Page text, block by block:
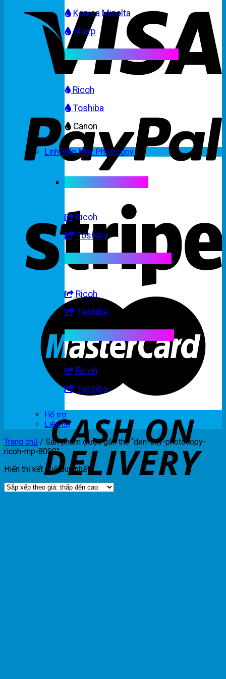
Konica Minolta
Sharp
Ricoh
Toshiba
Canon
Linh Kiện Máy Photocopy
Ricoh
Toshiba
Ricoh
Toshiba
Ricoh
Toshiba
Hổ trợ
Liên hệ
Trang chủ / Sản phẩm được gắn thẻ “den-say-photocopy-
ricoh-mp-8000”
Hiển thị kết quả duy nhất